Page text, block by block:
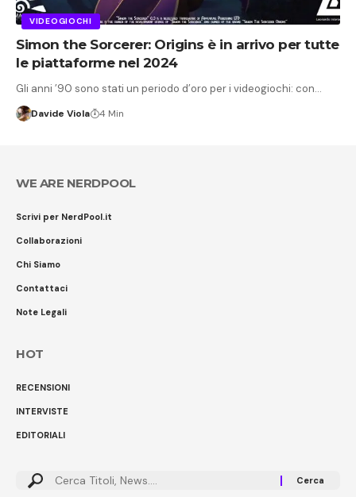
VIDEOGIOCHI
Simon the Sorcerer: Origins è in arrivo per tutte
le piattaforme nel 2024
Gli anni ’90 sono stati un periodo d’oro per i videogiochi: con…
Davide Viola 4 Min
WE ARE NERDPOOL
Scrivi per NerdPool.it
Collaborazioni
Chi Siamo
Contattaci
Note Legali
HOT
RECENSIONI
INTERVISTE
EDITORIALI
Cerca: